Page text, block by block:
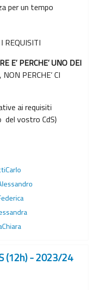
per un tempo
REQUISITI
E’ PERCHE’ UNO DEI
, NON PERCHE’ CI
ai requisiti
vostro CdS)
(12h) - 2023/24